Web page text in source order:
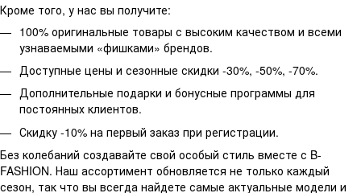
Кроме того, у нас вы получите:
100% оригинальные товары с высоким качеством и всеми
узнаваемыми «фишками» брендов.
Доступные цены и сезонные скидки -30%, -50%, -70%.
Дополнительные подарки и бонусные программы для
постоянных клиентов.
Скидку -10% на первый заказ при регистрации.
Без колебаний создавайте свой особый стиль вместе с B-
FASHION. Наш ассортимент обновляется не только каждый
сезон, так что вы всегда найдете самые актуальные модели и